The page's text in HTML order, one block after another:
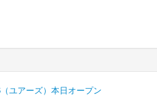
ユアーズ）本日オープン